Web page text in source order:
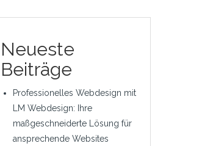
Neueste
Beiträge
Professionelles Webdesign mit
LM Webdesign: Ihre
maßgeschneiderte Lösung für
ansprechende Websites